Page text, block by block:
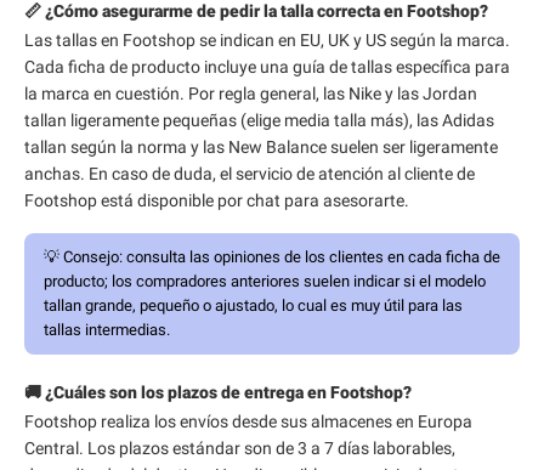
📏 ¿Cómo asegurarme de pedir la talla correcta en Footshop?
Las tallas en Footshop se indican en EU, UK y US según la marca.
Cada ficha de producto incluye una guía de tallas específica para
la marca en cuestión. Por regla general, las Nike y las Jordan
tallan ligeramente pequeñas (elige media talla más), las Adidas
tallan según la norma y las New Balance suelen ser ligeramente
anchas. En caso de duda, el servicio de atención al cliente de
Footshop está disponible por chat para asesorarte.
💡 Consejo: consulta las opiniones de los clientes en cada ficha de
producto; los compradores anteriores suelen indicar si el modelo
tallan grande, pequeño o ajustado, lo cual es muy útil para las
tallas intermedias.
🚚 ¿Cuáles son los plazos de entrega en Footshop?
Footshop realiza los envíos desde sus almacenes en Europa
Central. Los plazos estándar son de 3 a 7 días laborables,